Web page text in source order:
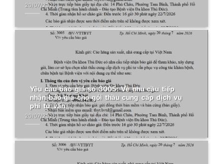
20/07/2026
Yêu cầu báo giá số 3005: Về nhu cầu tiếp
nhận báo giá cho gói thầu cung cấp dịch vụ
phi tư vấn
20/07/2026